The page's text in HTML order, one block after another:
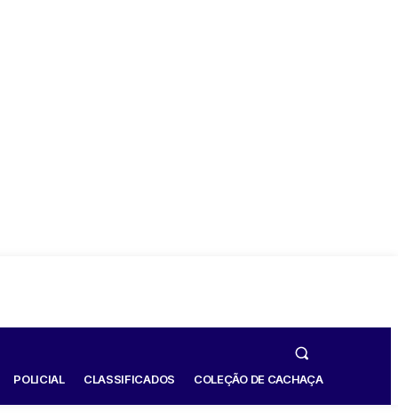
POLICIAL CLASSIFICADOS COLEÇÃO DE CACHAÇA